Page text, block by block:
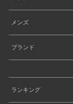
メンズ
ブランド
ランキング